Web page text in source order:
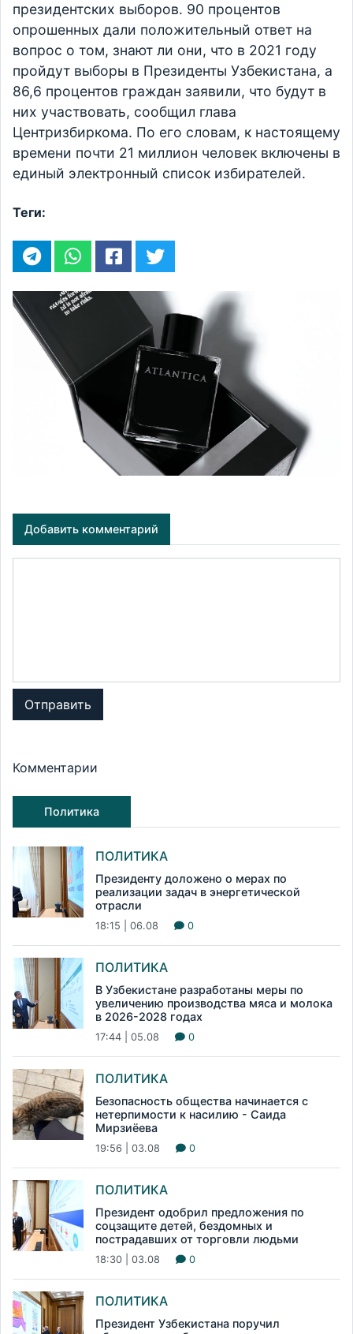
президентских выборов. 90 процентов
опрошенных дали положительный ответ на
вопрос о том, знают ли они, что в 2021 году
пройдут выборы в Президенты Узбекистана, а
86,6 процентов граждан заявили, что будут в
них участвовать, сообщил глава
Центризбиркома. По его словам, к настоящему
времени почти 21 миллион человек включены в
единый электронный список избирателей.
Теги:
Добавить комментарий
Отправить
Комментарии
Политика
ПОЛИТИКА
Президенту доложено о мерах по
реализации задач в энергетической
отрасли
18:15 | 06.08 0
ПОЛИТИКА
В Узбекистане разработаны меры по
увеличению производства мяса и молока
в 2026-2028 годах
17:44 | 05.08 0
ПОЛИТИКА
Безопасность общества начинается с
нетерпимости к насилию - Саида
Мирзиёева
19:56 | 03.08 0
ПОЛИТИКА
Президент одобрил предложения по
соцзащите детей, бездомных и
пострадавших от торговли людьми
18:30 | 03.08 0
ПОЛИТИКА
Президент Узбекистана поручил